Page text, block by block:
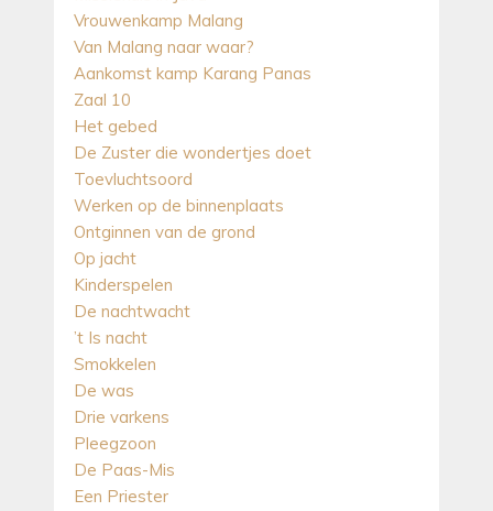
Vrouwenkamp Malang
Van Malang naar waar?
Aankomst kamp Karang Panas
Zaal 10
Het gebed
De Zuster die wondertjes doet
Toevluchtsoord
Werken op de binnenplaats
Ontginnen van de grond
Op jacht
Kinderspelen
De nachtwacht
’t Is nacht
Smokkelen
De was
Drie varkens
Pleegzoon
De Paas-Mis
Een Priester